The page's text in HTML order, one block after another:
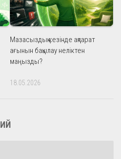
Мазасыздық кезінде ақпарат
ағынын бақылау неліктен
маңызды?
18.05.2026